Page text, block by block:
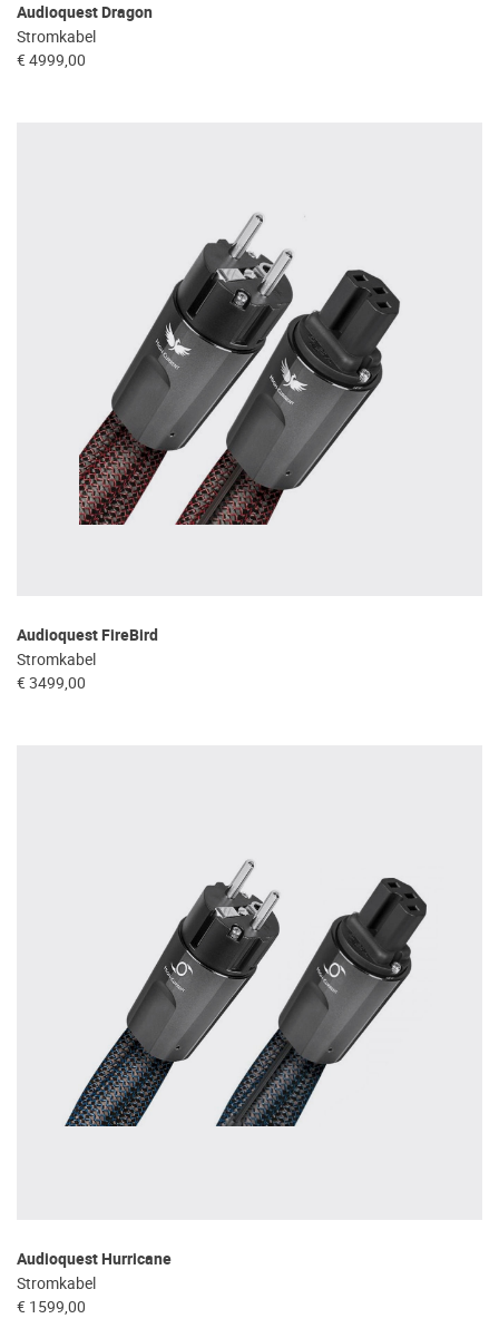
Audioquest Dragon
Stromkabel
€ 4999,00
Audioquest FireBird
Stromkabel
€ 3499,00
Audioquest Hurricane
Stromkabel
€ 1599,00